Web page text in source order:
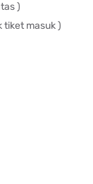
)
masuk )